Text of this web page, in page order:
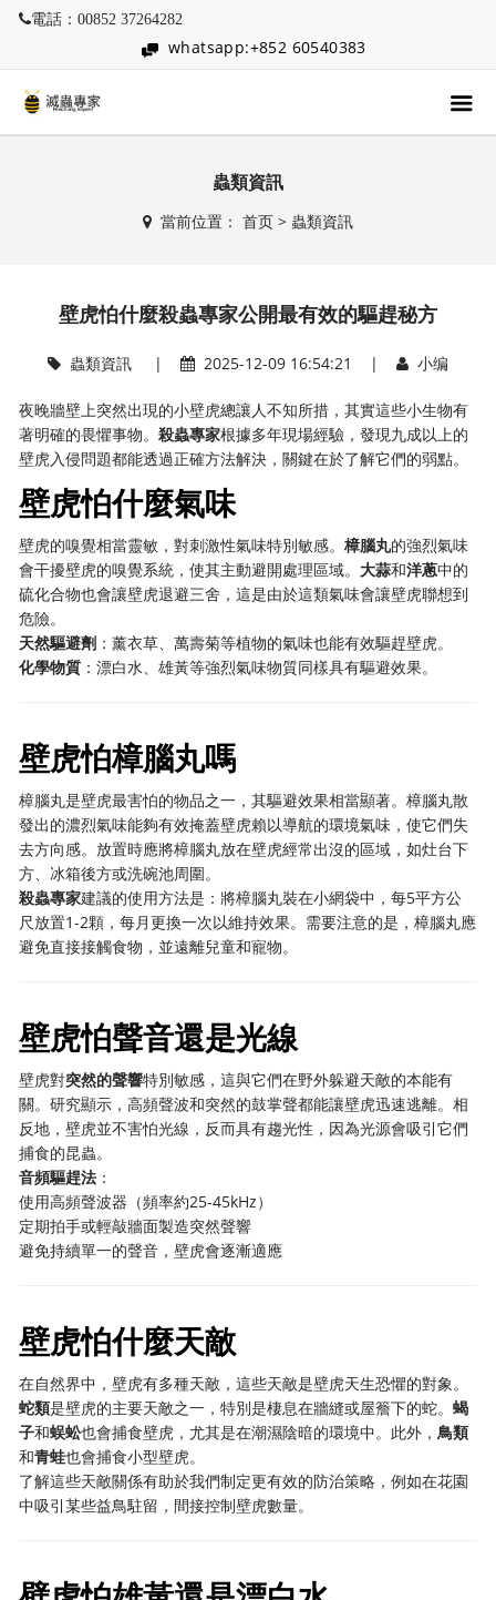
電話：00852 37264282
whatsapp:+852 60540383
蟲類資訊
當前位置： 首页> 蟲類資訊
壁虎怕什麼殺蟲專家公開最有效的驅趕秘方
蟲類資訊| 2025-12-09 16:54:21 | 小编
夜晚牆壁上突然出現的小壁虎總讓人不知所措，其實這些小生物有
著明確的畏懼事物。殺蟲專家根據多年現場經驗，發現九成以上的
壁虎入侵問題都能透過正確方法解決，關鍵在於了解它們的弱點。
壁虎怕什麼氣味
壁虎的嗅覺相當靈敏，對刺激性氣味特別敏感。樟腦丸的強烈氣味
會干擾壁虎的嗅覺系統，使其主動避開處理區域。 大蒜和洋蔥中的
硫化合物也會讓壁虎退避三舍，這是由於這類氣味會讓壁虎聯想到
危險。
天然驅避劑 ：薰衣草、萬壽菊等植物的氣味也能有效驅趕壁虎。
化學物質 ：漂白水、雄黃等強烈氣味物質同樣具有驅避效果。
壁虎怕樟腦丸嗎
樟腦丸是壁虎最害怕的物品之一，其驅避效果相當顯著。樟腦丸散
發出的濃烈氣味能夠有效掩蓋壁虎賴以導航的環境氣味，使它們失
去方向感。放置時應將樟腦丸放在壁虎經常出沒的區域，如灶台下
方、冰箱後方或洗碗池周圍。
殺蟲專家建議的使用方法是：將樟腦丸裝在小網袋中，每5平方公
尺放置1-2顆，每月更換一次以維持效果。需要注意的是，樟腦丸應
避免直接接觸食物，並遠離兒童和寵物。
壁虎怕聲音還是光線
壁虎對突然的聲響特別敏感，這與它們在野外躲避天敵的本能有
關。研究顯示，高頻聲波和突然的鼓掌聲都能讓壁虎迅速逃離。相
反地，壁虎並不害怕光線，反而具有趨光性，因為光源會吸引它們
捕食的昆蟲。
音頻驅趕法 ：
使用高頻聲波器（頻率約25-45kHz）
定期拍手或輕敲牆面製造突然聲響
避免持續單一的聲音，壁虎會逐漸適應
壁虎怕什麼天敵
在自然界中，壁虎有多種天敵，這些天敵是壁虎天生恐懼的對象。
蛇類是壁虎的主要天敵之一，特別是棲息在牆縫或屋簷下的蛇。蝎
子和蜈蚣也會捕食壁虎，尤其是在潮濕陰暗的環境中。此外，鳥類
和青蛙也會捕食小型壁虎。
了解這些天敵關係有助於我們制定更有效的防治策略，例如在花園
中吸引某些益鳥駐留，間接控制壁虎數量。